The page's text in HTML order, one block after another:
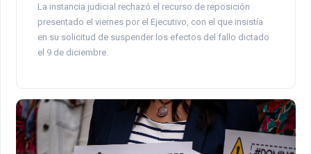
La instancia judicial rechazó el recurso de reposición
presentado el viernes por el Ejecutivo, con el que insistía
en su solicitud de suspender los efectos del fallo dictado
el 9 de diciembre.